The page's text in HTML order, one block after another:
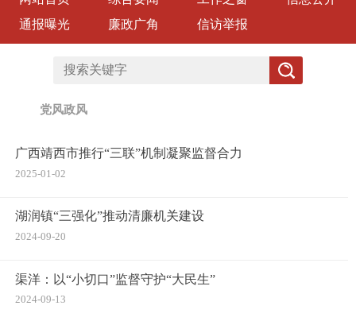
通报曝光
廉政广角 信访举报
党风政风
广西靖西市推行“三联”机制凝聚监督合力
2025-01-02
湖润镇“三强化”推动清廉机关建设
2024-09-20
渠洋：以“小切口”监督守护“大民生”
2024-09-13